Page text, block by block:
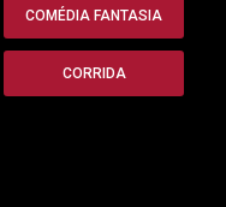
COMÉDIA FANTASIA
CORRIDA